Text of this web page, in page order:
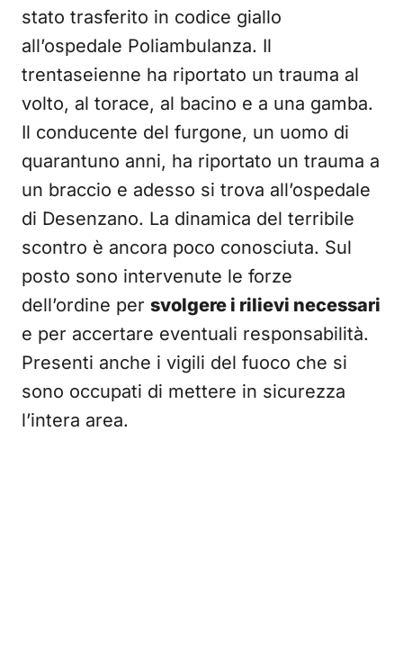
stato trasferito in codice giallo
all’ospedale Poliambulanza. Il
trentaseienne ha riportato un trauma al
volto, al torace, al bacino e a una gamba.
Il conducente del furgone, un uomo di
quarantuno anni, ha riportato un trauma a
un braccio e adesso si trova all’ospedale
di Desenzano. La dinamica del terribile
scontro è ancora poco conosciuta. Sul
posto sono intervenute le forze
dell’ordine per svolgere i rilievi necessari
e per accertare eventuali responsabilità.
Presenti anche i vigili del fuoco che si
sono occupati di mettere in sicurezza
l’intera area.